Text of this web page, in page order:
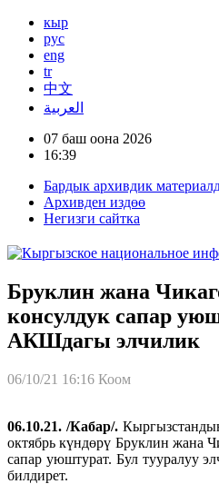
кыр
рус
eng
tr
中文
العربية
07 баш оона 2026
16:39
Бардык архивдик
Архивден издөө
Негизги сайтка
Бруклин жана
консулдук сапар
АКШдагы элчилик
06/10/21 16:16 Коом
06.10.21. /Кабар/.
октябрь күндөрү Бруклин жана
сапар уюштурат. Бул тууралуу
билдирет.